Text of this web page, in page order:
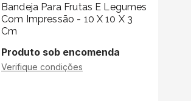
Bandeja Para Frutas E Legumes
Com Impressão - 10 X 10 X 3
Cm
Produto sob encomenda
Verifique condições